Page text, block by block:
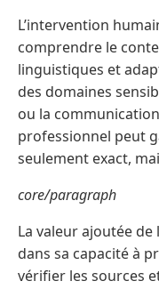
L’intervention
comprendre le
linguistiques et
des domaines
ou la
professionnel peut
seulement exact,
core/paragraph
La valeur ajoutée
dans sa capacité à
vérifier les sources